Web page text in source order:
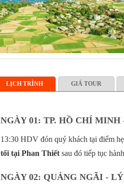
LỊCH TRÌNH GIÁ TOUR
NGÀY 01: TP. HỒ CHÍ
13:30 HDV đón quý khách tại điểm
tối tại Phan Thiết sau đó tiếp tục
NGÀY 02: QUẢNG NGÃI -